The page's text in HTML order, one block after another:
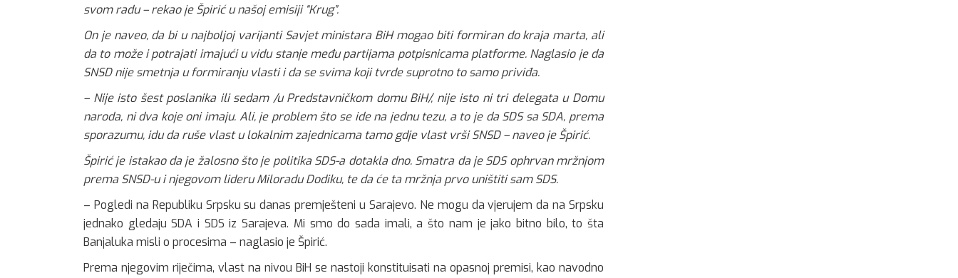
svom radu – rekao je Špirić u našoj emisiji “Krug”.
On je naveo, da bi u najboljoj varijanti Savjet ministara BiH mogao biti formiran do kraja marta, ali
da to može i potrajati imajući u vidu stanje među partijama potpisnicama platforme. Naglasio je da
SNSD nije smetnja u formiranju vlasti i da se svima koji tvrde suprotno to samo priviđa.
– Nije isto šest poslanika ili sedam /u Predstavničkom domu BiH/, nije isto ni tri delegata u Domu
naroda, ni dva koje oni imaju. Ali, je problem što se ide na jednu tezu, a to je da SDS sa SDA, prema
sporazumu, idu da ruše vlast u lokalnim zajednicama tamo gdje vlast vrši SNSD – naveo je Špirić.
Špirić je istakao da je žalosno što je politika SDS-a dotakla dno. Smatra da je SDS ophrvan mržnjom
prema SNSD-u i njegovom lideru Miloradu Dodiku, te da će ta mržnja prvo uništiti sam SDS.
– Pogledi na Republiku Srpsku su danas premješteni u Sarajevo. Ne mogu da vjerujem da na Srpsku
jednako gledaju SDA i SDS iz Sarajeva. Mi smo do sada imali, a što nam je jako bitno bilo, to šta
Banjaluka misli o procesima – naglasio je Špirić.
Prema njegovim riječima, vlast na nivou BiH se nastoji konstituisati na opasnoj premisi, kao navodno